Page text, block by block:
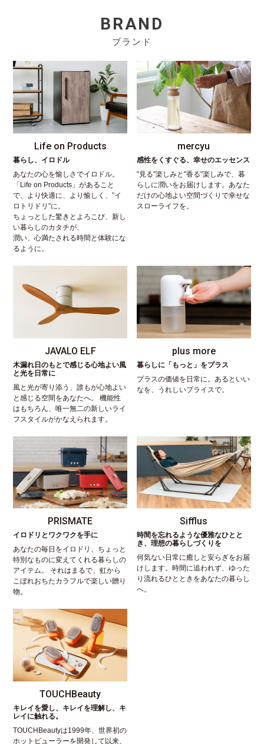
BRAND
ブランド
Life on Products
暮らし、イロドル
あなたの心を愉しさでイロドル。
「Life on Products」があること
で、より快適に、より愉しく、”イ
ロトリドリ”に。
ちょっとした驚きとよろこび、新し
い暮らしのカタチが、
潤い、心満たされる時間と体験にな
るように。
mercyu
感性をくすぐる、幸せのエッセンス
"見る"楽しみと"香る"楽しみで、暮
らしに潤いをお届けします。あなた
だけの心地よい空間づくりで幸せな
スローライフを。
JAVALO ELF
木漏れ日のもとで感じる心地よい風
と光を日常に
風と光が寄り添う、誰もが心地よい
と感じる空間をあなたへ。 機能性
はもちろん、唯一無二の新しいライ
フスタイルがかなえられます。
plus more
暮らしに「もっと」をプラス
プラスの価値を日常に。あるといい
なを、うれしいプライスで。
PRISMATE
イロドリとワクワクを手に
あなたの毎日をイロドリ、ちょっと
特別なものに変えてくれる暮らしの
アイテム。 それはまるで、虹から
こぼれおちたカラフルで楽しい贈り
物。
Sifflus
時間を忘れるような優雅なひとと
き、理想の暮らしづくりを
何気ない日常に癒しと安らぎをお届
けします。時間に追われず、ゆった
り流れるひとときをあなたの暮らし
へ。
TOUCHBeauty
キレイを愛し、キレイを理解し、キ
レイに触れる。
TOUCHBeautyは1999年、世界初の
ホットビューラーを開発して以来、